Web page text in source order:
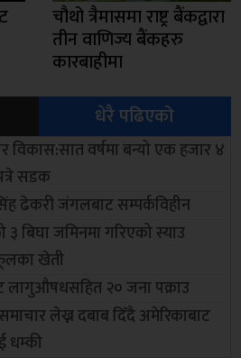
चौथो त्रैमासमा राष्ट्र बैंकद्वारा
तीन वाणिज्य बैंकहरु
कारबाहीमा
धेरै पढिएको
विकास:सात वर्षमा बन्यो एक हजार ४
सडक
ढेकरी जंगलबाट सम्पर्कविहीन
३ बिघा जमिनमा गरिएको स्याउ
खेती
लागुऔषधसहित २० जना पक्राउ
लेख्न दबाब दिँदै अमेरिकाबाट
धम्की